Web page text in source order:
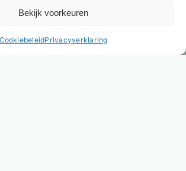
Bekijk voorkeuren
CookiebeleidPrivacyverklaring